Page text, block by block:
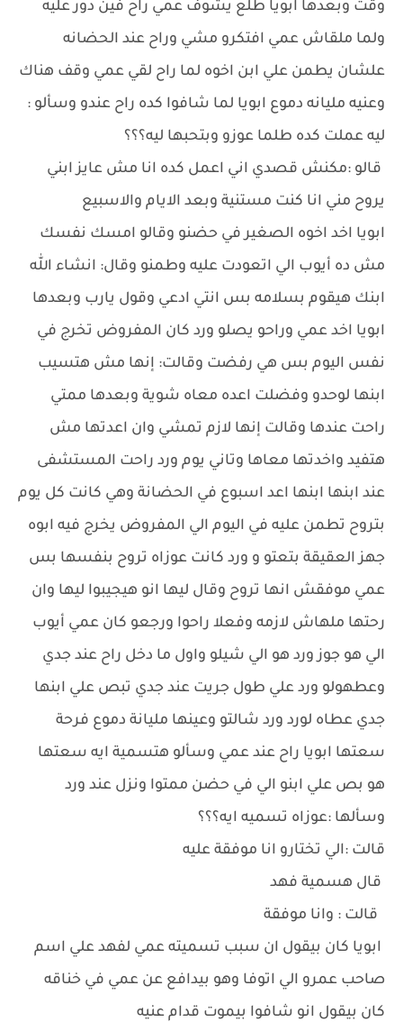
وقت وبعدها ابويا طلع يشوف عمي راح فين دور عليه
ولما ملقاش عمي افتكرو مشي وراح عند الحضانه
علشان يطمن علي ابن اخوه لما راح لقي عمي وقف هناك
وعنيه مليانه دموع ابويا لما شافوا كده راح عندو وسألو :
ليه عملت كده طلما عوزو وبتحبها ليه؟؟؟
قالو :مكنش قصدي اني اعمل كده انا مش عايز ابني
يروح مني انا كنت مستنية وبعد الايام والاسبيع
ابويا اخد اخوه الصغير في حضنو وقالو امسك نفسك
مش ده أيوب الي اتعودت عليه وطمنو وقال: انشاء الله
ابنك هيقوم بسلامه بس انتي ادعي وقول يارب وبعدها
ابويا اخد عمي وراحو يصلو ورد كان المفروض تخرج في
نفس اليوم بس هي رفضت وقالت: إنها مش هتسيب
ابنها لوحدو وفضلت اعده معاه شوية وبعدها ممتي
راحت عندها وقالت إنها لازم تمشي وان اعدتها مش
هتفيد واخدتها معاها وتاني يوم ورد راحت المستشفى
عند ابنها ابنها اعد اسبوع في الحضانة وهي كانت كل يوم
بتروح تطمن عليه في اليوم الي المفروض يخرج فيه ابوه
جهز العقيقة بتعتو و ورد كانت عوزاه تروح بنفسها بس
عمي موفقش انها تروح وقال ليها انو هيجيبوا ليها وان
رحتها ملهاش لازمه وفعلا راحوا ورجعو كان عمي أيوب
الي هو جوز ورد هو الي شيلو واول ما دخل راح عند جدي
وعطهولو ورد علي طول جريت عند جدي تبص علي ابنها
جدي عطاه لورد ورد شالتو وعينها مليانة دموع فرحة
سعتها ابويا راح عند عمي وسألو هتسمية ايه سعتها
هو بص علي ابنو الي في حضن ممتوا ونزل عند ورد
وسألها :عوزاه تسميه ايه؟؟؟
قالت :الي تختارو انا موفقة عليه
قال هسمية فهد
قالت : وانا موفقة
ابويا كان بيقول ان سبب تسميته عمي لفهد علي اسم
صاحب عمرو الي اتوفا وهو بيدافع عن عمي في خناقه
كان بيقول انو شافوا بيموت قدام عنيه